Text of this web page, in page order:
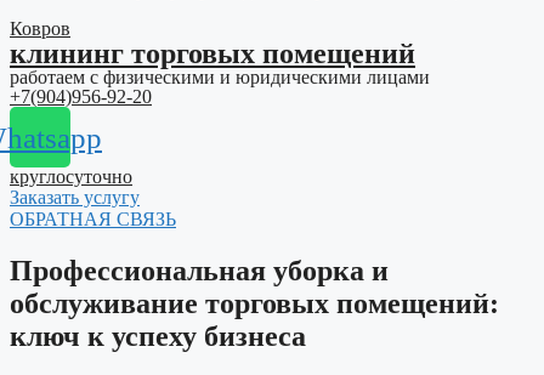
Ковров
клининг торговых помещений
работаем с физическими и юридическими лицами
+7(904)956-92-20
круглосуточно
Заказать услугу
ОБРАТНАЯ СВЯЗЬ
Профессиональная уборка и
обслуживание торговых помещений:
ключ к успеху бизнеса